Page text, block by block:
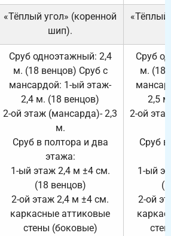
«Тёплый угол» (коренной
шип).
«Тёплый
Сруб одноэтажный: 2,4
м. (18 венцов) Сруб с
мансардой: 1-ый этаж-
2,4 м. (18 венцов)
2-ой этаж (мансарда)- 2,3
м.
Сруб в полтора и два
этажа:
1-ый этаж 2,4 м ±4 см.
(18 венцов)
2-ой этаж 2,4 м ±4 см.
каркасные аттиковые
стены (боковые)
Сруб
м. (18
2,5
2-ой
Сруб
1-ый
2-ой